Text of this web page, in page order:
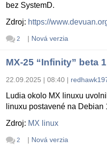
bez SystemD.
Zdroj: https://
2 | Nová verzia
MX-25 “Infinity” beta 1
22.09.2025 | 08:40 |
Ludia okolo MX linuxu
linuxu postavené na Debian
Zdroj: MX linux
2 | Nová verzia